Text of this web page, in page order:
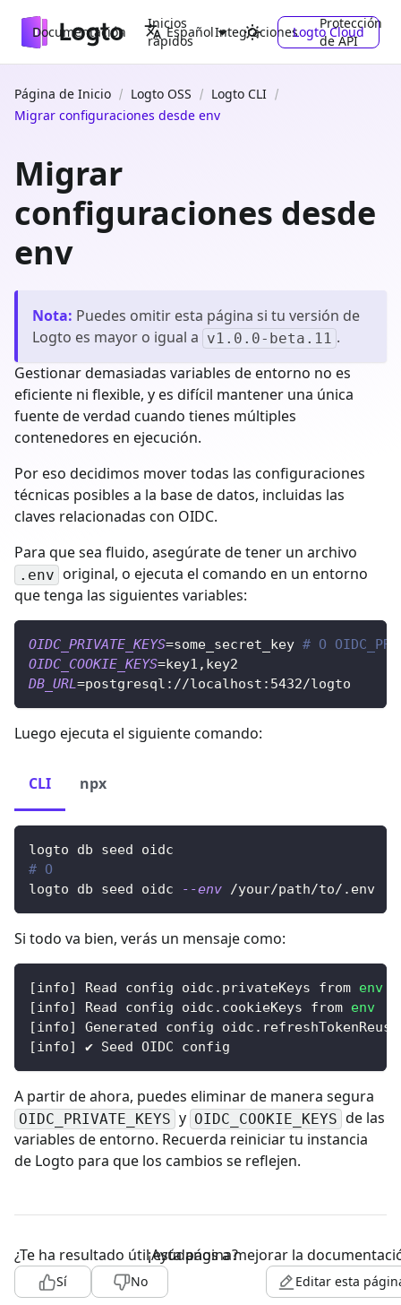
Documentación
Inicios
rápidos
Integraciones
Protección
de API
Español Logto Cloud
Página de Inicio Logto OSS
Logto CLI
Migrar configuraciones desde env
Migrar
configuraciones desde
env
Nota: Puedes omitir esta página si tu versión de
Logto es mayor o igual a v1.0.0-beta.11 .
Gestionar demasiadas variables de entorno no es
eficiente ni flexible, y es difícil mantener una única
fuente de verdad cuando tienes múltiples
contenedores en ejecución.
Por eso decidimos mover todas las configuraciones
técnicas posibles a la base de datos, incluidas las
claves relacionadas con OIDC.
Para que sea fluido, asegúrate de tener un archivo
.env original, o ejecuta el comando en un entorno
que tenga las siguientes variables:
OIDC_PRIVATE_KEYS=some_secret_key # O
OIDC_COOKIE_KEYS=key1,key2
DB_URL=postgresql://localhost:5432/logto
Luego ejecuta el siguiente comando:
CLI npx
logto db seed oidc
# O
logto db seed oidc
--env /your/path/to/.env
Si todo va bien, verás un mensaje como:
[info] Read config oidc.privateKeys from env
[info] Read config oidc.cookieKeys from env
[info]
Generated config
[info] ✔ Seed OIDC config
A partir de ahora, puedes eliminar de manera segura
OIDC_PRIVATE_KEYS y OIDC_COOKIE_KEYS de las
variables de entorno. Recuerda reiniciar tu instancia
de Logto para que los cambios se reflejen.
¿Te ha resultado útil esta página?
Sí No
¡Ayúdanos a mejorar la
Editar esta